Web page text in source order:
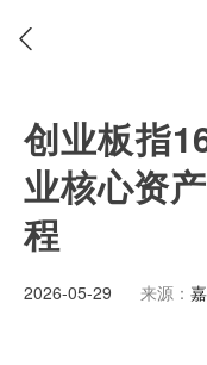
创业板指
业核心资
程
2026-05-29 来源：